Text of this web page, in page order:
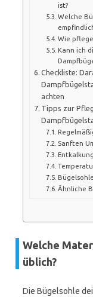
ist?
Welche
Wie
Kann ich
Checkliste:
achten
Tipps zur
Sanften
Ähnliche
Welche
üblich?
Die Bügelsohle